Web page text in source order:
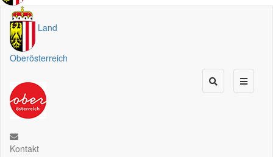
Land
Oberösterreich
Kontakt